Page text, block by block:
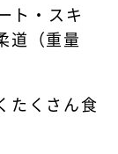
ト・スキ
道（重量
たくさん食